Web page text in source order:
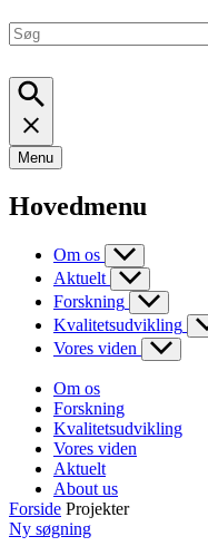
Menu
Hovedmenu
Om os
Aktuelt
Forskning
Kvalitetsudvikling
Vores viden
Om os
Forskning
Kvalitetsudvikling
Vores viden
Aktuelt
About us
Forside Projekter
Ny søgning